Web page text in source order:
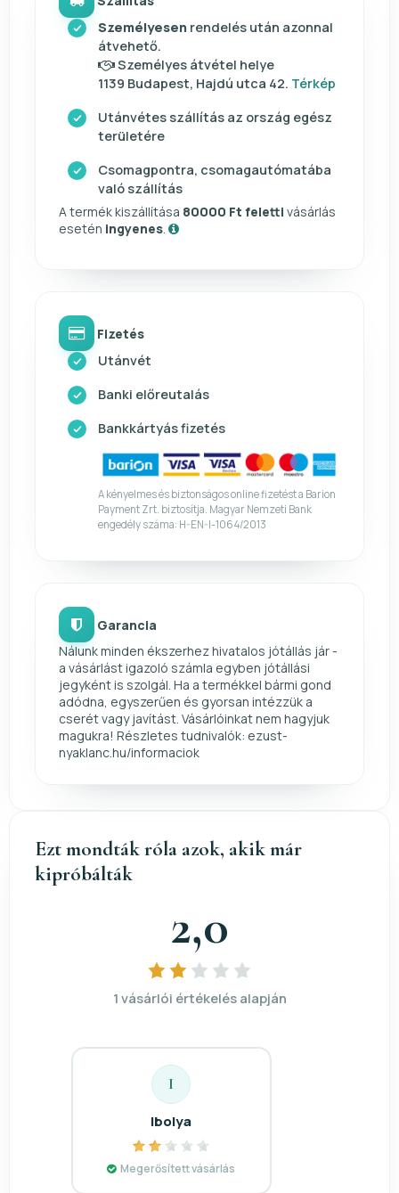
Személyesen rendelés után azonnal
átvehető.
Személyes átvétel helye
1139 Budapest, Hajdú utca 42. Térkép
Utánvétes szállítás az ország egész
területére
Csomagpontra, csomagautómatába
való szállítás
A termék kiszállítása 80000 Ft feletti vásárlás
esetén ingyenes
Fizetés
Utánvét
Banki előreutalás
Bankkártyás fizetés
A kényelmes és biztonságos online fizetést a Barion
Payment Zrt. biztosítja. Magyar Nemzeti Bank
engedély száma: H-EN-I-1064/2013
Garancia
Nálunk minden ékszerhez hivatalos jótállás jár -
a vásárlást igazoló számla egyben jótállási
jegyként is szolgál. Ha a termékkel bármi gond
adódna, egyszerűen és gyorsan intézzük a
cserét vagy javítást. Vásárlóinkat nem hagyjuk
magukra! Részletes tudnivalók: ezust-
nyaklanc.hu/informaciok
Ezt mondták róla azok, akik már
kipróbálták
2,0
1 vásárlói értékelés alapján
I
Ibolya
Megerősített vásárlás